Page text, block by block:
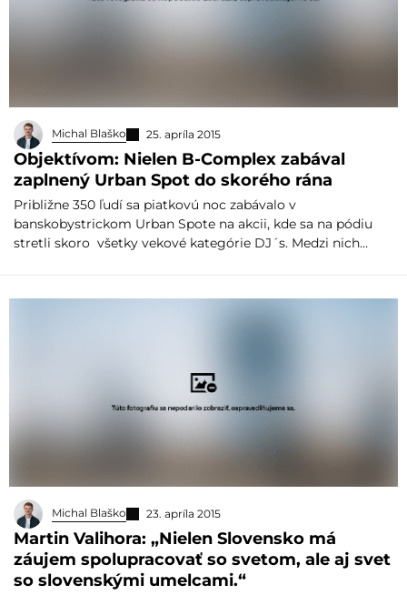
Michal Blaško 25. apríla 2015
Objektívom: Nielen B-Complex zabával
zaplnený Urban Spot do skorého rána
Približne 350 ľudí sa piatkovú noc zabávalo v
banskobystrickom Urban Spote na akcii, kde sa na pódiu
stretli skoro všetky vekové kategórie DJ´s. Medzi nich…
Michal Blaško 23. apríla 2015
Martin Valihora: „Nielen Slovensko má
záujem spolupracovať so svetom, ale aj svet
so slovenskými umelcami.“